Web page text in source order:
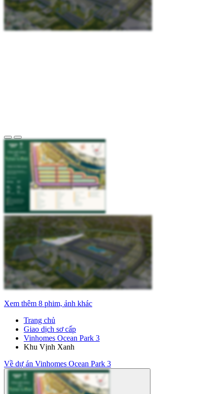
Xem thêm 8 phim, ảnh khác
Trang chủ
Giao dịch sơ cấp
Vinhomes Ocean Park 3
Khu Vịnh Xanh
Về dự án Vinhomes Ocean Park 3